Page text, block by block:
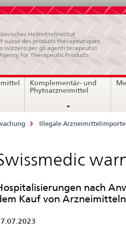
Heilmittelinstitut
suisse des produits thérapeutiques
svizzero per gli agenti terapeutici
for Therapeutic Products
Komplementär- und
Phytoarzneimittel
Illegale Arzneimittelimporte
nach
Kauf von